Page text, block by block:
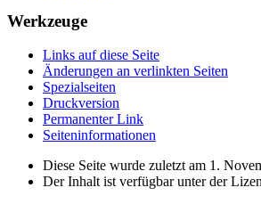
Werkzeuge
Links auf diese Seite
Änderungen an verlinkten Seiten
Spezialseiten
Druckversion
Permanenter Link
Seiten­­informationen
Diese Seite wurde zuletzt am 1.
Der Inhalt ist verfügbar unter der